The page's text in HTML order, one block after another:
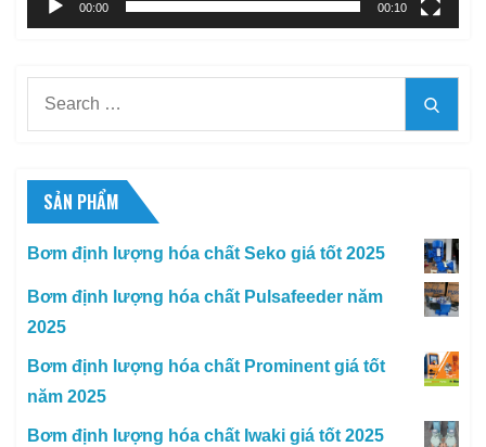
00:00 00:10
SẢN PHẨM
Bơm định lượng hóa chất Seko giá tốt 2025
Bơm định lượng hóa chất Pulsafeeder năm
2025
Bơm định lượng hóa chất Prominent giá tốt
năm 2025
Bơm định lượng hóa chất Iwaki giá tốt 2025